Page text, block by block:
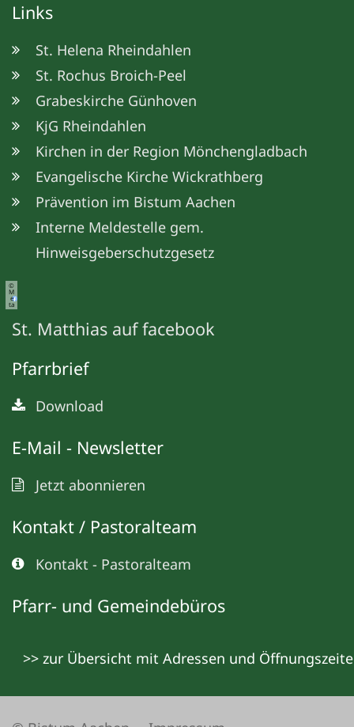
Links
St. Helena Rheindahlen
St. Rochus Broich-Peel
Grabeskirche Günhoven
KjG Rheindahlen
Kirchen in der Region Mönchengladbach
Evangelische Kirche Wickrathberg
Prävention im Bistum Aachen
Interne Meldestelle gem.
Hinweisgeberschutzgesetz
©
M
e
ta
St. Matthias auf facebook
Pfarrbrief
Download
E-Mail - Newsletter
Jetzt abonnieren
Kontakt / Pastoralteam
Kontakt - Pastoralteam
Pfarr- und Gemeindebüros
>> zur Übersicht mit Adressen und